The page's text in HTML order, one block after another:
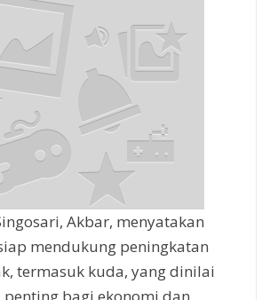
Akbar, menyatakan
mendukung peningkatan
termasuk kuda, yang dinilai
bagi ekonomi dan